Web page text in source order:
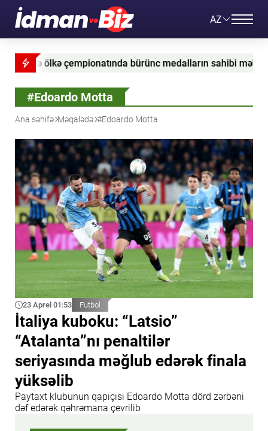
AZ
ölkə çempionatında bürünc medalların sahibi məlum olub -
#Edoardo Motta
Ana səhifə Məqalədə #Edoardo Motta
23 Aprel 01:53 Futbol
İtaliya kuboku: “Latsio”
“Atalanta”nı penaltilər
seriyasında məğlub edərək finala
yüksəlib
Paytaxt klubunun qapıçısı Edoardo Motta dörd zərbəni
dəf edərək qəhrəmana çevrilib